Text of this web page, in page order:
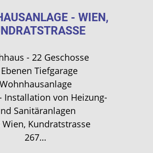
- WIEN,
- 22 Geschosse
Tiefgarage
Wohnhausanlage
Installation von Heizung-
Sanitäranlagen
Wien, Kundratstrasse
267…